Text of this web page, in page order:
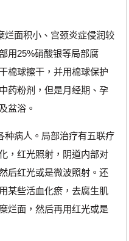
面积小、宫颈炎症侵润较
用25%硝酸银等局部腐
棉球擦干，并用棉球保护
药粉剂，但是月经期、孕
盆浴。
病人。局部治疗有五联疗
，红光照射，阴道内部对
后红光或是微波照射。还
某些活血化瘀，去腐生肌
烂面，然后再用红光或是